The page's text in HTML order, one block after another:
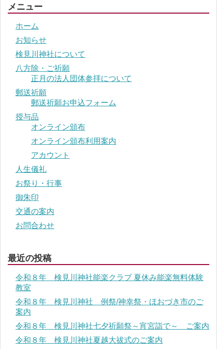
メニュー
ホーム
お知らせ
検見川神社について
八方除・ご祈願
正月の法人団体参拝について
郵送祈願
郵送祈願お申込フォーム
授与品
オンライン頒布
オンライン頒布利用案内
アカウント
人生儀礼
お祭り・行事
御朱印
交通の案内
お問合わせ
最近の投稿
令和８年 検見川神社能楽クラブ 夏休み能楽無料体験
教室
令和８年 検見川神社 例祭/神幸祭・ほおづき市のご
案内
令和８年 検見川神社七夕祈願祭～宵宮詣で～ ご案内
令和８年 検見川神社夏越大祓式のご案内